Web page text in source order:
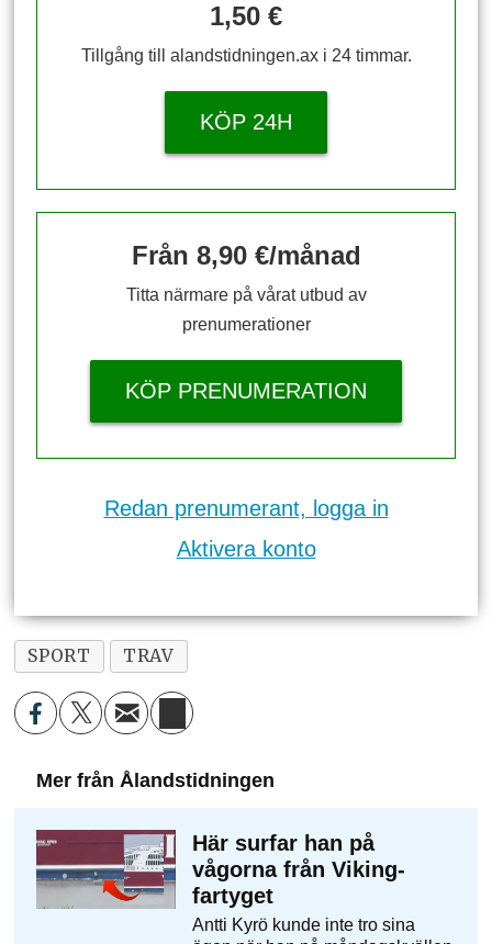
1,50 €
Tillgång till alandstidningen.ax i 24 timmar.
KÖP 24H
Från 8,90 €/månad
Titta närmare på vårat utbud av
prenumerationer
KÖP PRENUMERATION
Redan prenumerant, logga in
Aktivera konto
SPORT TRAV